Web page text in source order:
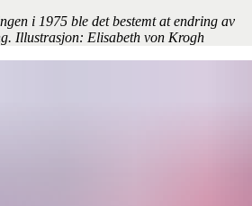
i 1975 ble det bestemt at endring av
Illustrasjon: Elisabeth von Krogh